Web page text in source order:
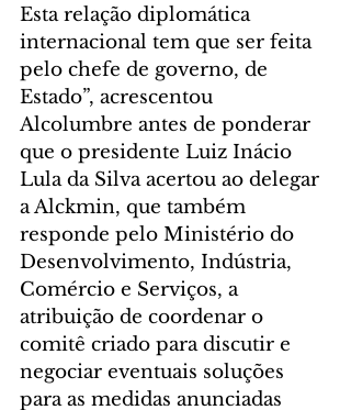
Esta relação diplomática
internacional tem que ser feita
pelo chefe de governo, de
Estado”, acrescentou
Alcolumbre antes de ponderar
que o presidente Luiz Inácio
Lula da Silva acertou ao delegar
a Alckmin, que também
responde pelo Ministério do
Desenvolvimento, Indústria,
Comércio e Serviços, a
atribuição de coordenar o
comitê criado para discutir e
negociar eventuais soluções
para as medidas anunciadas